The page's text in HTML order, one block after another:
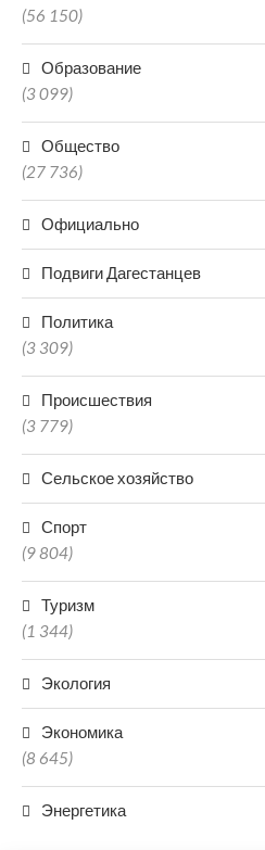
(56 150)
Образование
(3 099)
Общество
(27 736)
Официально
Подвиги Дагестанцев
Политика
(3 309)
Происшествия
(3 779)
Сельское хозяйство
Спорт
(9 804)
Туризм
(1 344)
Экология
Экономика
(8 645)
Энергетика